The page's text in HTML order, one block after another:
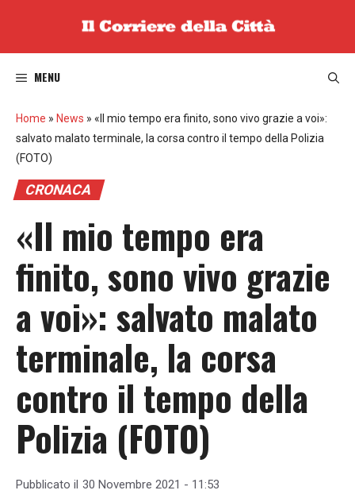
MENU
Home » News » «Il mio tempo era finito, sono vivo grazie a voi»:
salvato malato terminale, la corsa contro il tempo della Polizia
(FOTO)
CRONACA
«Il mio tempo era
finito, sono vivo grazie
a voi»: salvato malato
terminale, la corsa
contro il tempo della
Polizia (FOTO)
Pubblicato il 30 Novembre 2021 - 11:53